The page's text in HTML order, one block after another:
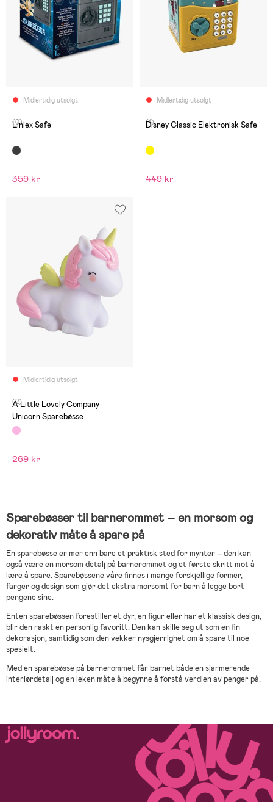
Midlertidig utsolgt
(0)
Liniex Safe
359 kr
Midlertidig utsolgt
(1)
Disney Classic Elektronisk Safe
449 kr
Midlertidig utsolgt
(2)
A Little Lovely Company
Unicorn Sparebøsse
269 kr
Sparebøsser til barnerommet – en morsom og
dekorativ måte å spare på
En sparebøsse er mer enn bare et praktisk sted for mynter – den kan
også være en morsom detalj på barnerommet og et første skritt mot å
lære å spare. Sparebøssene våre finnes i mange forskjellige former,
farger og design som gjør det ekstra morsomt for barn å legge bort
pengene sine.
Enten sparebøssen forestiller et dyr, en figur eller har et klassisk design,
blir den raskt en personlig favoritt. Den kan skille seg ut som en fin
dekorasjon, samtidig som den vekker nysgjerrighet om å spare til noe
spesielt.
Med en sparebøsse på barnerommet får barnet både en sjarmerende
interiørdetalj og en leken måte å begynne å forstå verdien av penger på.